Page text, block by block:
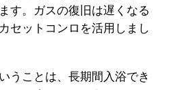
す。ガスの復旧は遅くなる
セットコンロを活用しまし
うことは、長期間入浴でき